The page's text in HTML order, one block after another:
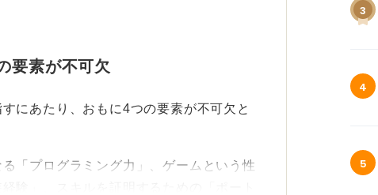
要素が不可欠
にあたり、おもに4つの要素が不可欠と
「プログラミング力」、ゲームという性
験」、スキルを証明するための「ポート
3
4
5